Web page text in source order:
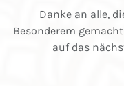
Danke an alle,
Besonderem
auf das